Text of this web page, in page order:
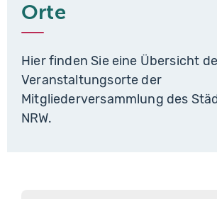
Facebook
LinkedIn
E-Mail
Orte
Hier finden Sie eine Übersicht
Veranstaltungsorte der
Mitgliederversammlung des
NRW.